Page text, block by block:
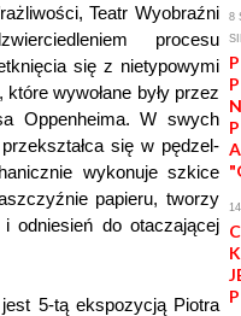
Teatr Wyobraźni
procesu
się z nietypowymi
wywołane były przez
Oppenheima. W swych
się w pędzel-
wykonuje szkice
papieru, tworzy
odniesień do otaczającej
5-tą ekspozycją Piotra
8